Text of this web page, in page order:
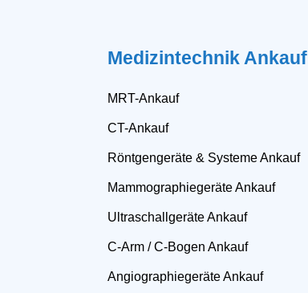
Medizintechnik Ankauf
MRT-Ankauf
CT-Ankauf
Röntgengeräte & Systeme Ankauf
Mammographiegeräte Ankauf
Ultraschallgeräte Ankauf
C-Arm / C-Bogen Ankauf
Angiographiegeräte Ankauf